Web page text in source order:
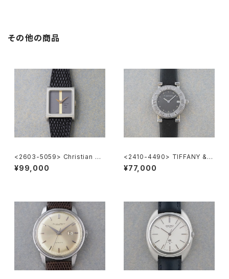
その他の商品
<2603-5059> Christian Di
or
¥99,000
<2410-4490> TIFFANY & C
o. Atlas
¥77,000